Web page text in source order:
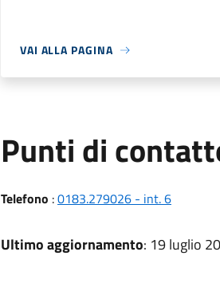
VAI ALLA PAGINA
Punti di
Telefono :0183.279026 - int. 6
Ultimo aggiornamento: 19 luglio